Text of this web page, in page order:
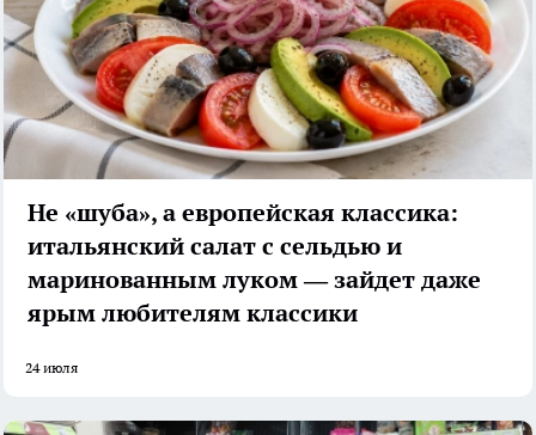
Не «шуба», а европейская классика:
итальянский салат с сельдью и
маринованным луком — зайдет даже
ярым любителям классики
24 июля